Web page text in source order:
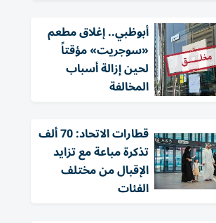
أبوظبي.. إغلاق مطعم
«سوجريت» مؤقتاً
لحين إزالة أسباب
المخالفة
قطارات الاتحاد: 70 ألف
تذكرة مباعة مع تزايد
الإقبال من مختلف
الفئات